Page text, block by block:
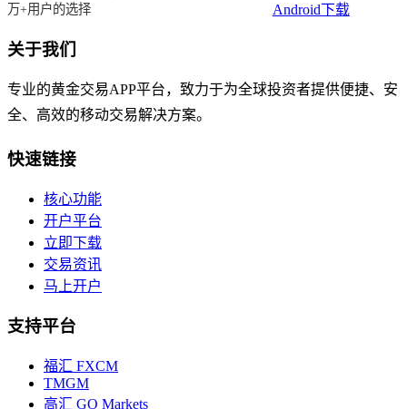
万+用户的选择
Android下载
关于我们
专业的黄金交易APP平台，致力于为全球投资者提供便捷、安
全、高效的移动交易解决方案。
快速链接
核心功能
开户平台
立即下载
交易资讯
马上开户
支持平台
福汇 FXCM
TMGM
高汇 GO Markets